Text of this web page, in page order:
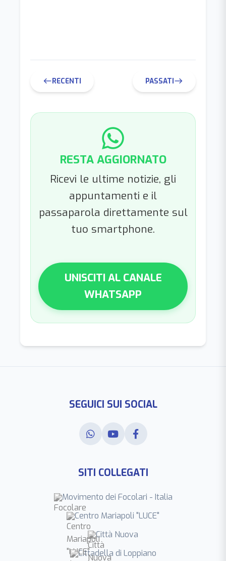
westRECENTI PASSATIeast
RESTA AGGIORNATO
Ricevi le ultime notizie, gli
appuntamenti e il
passaparola direttamente sul
tuo smartphone.
UNISCITI AL CANALE
WHATSAPP
SEGUICI SUI SOCIAL
SITI COLLEGATI
Movimento dei Focolari - Italia
Centro Mariapoli "LUCE"
Città Nuova
Cittadella di Loppiano